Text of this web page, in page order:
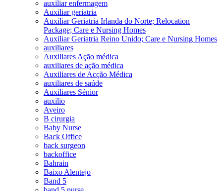
auxiliar enfermagem
Auxiliar geriatria
Auxiliar Geriatria Irlanda do Norte; Relocation
Package; Care e Nursing Homes
Auxiliar Geriatria Reino Unido; Care e Nursing Homes
auxiliares
Auxiliares Ação médica
auxiliares de ação médica
Auxiliares de Acção Médica
auxiliares de saúde
Auxiliares Sénior
auxilio
Aveiro
B cirurgia
Baby Nurse
Back Office
back surgeon
backoffice
Bahrain
Baixo Alentejo
Band 5